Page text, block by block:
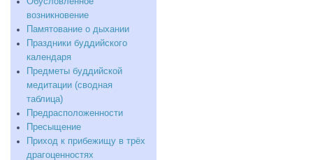
возникновение
Памятование о дыхании
Праздники буддийского
календаря
Предметы буддийской
медитации (сводная
таблица)
Предрасположенности
Пресыщение
Приход к прибежищу в трёх
драгоценностях